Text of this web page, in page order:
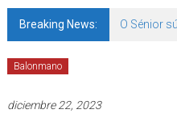
Breaking News: O Sénior
Balonmano
diciembre 22, 2023